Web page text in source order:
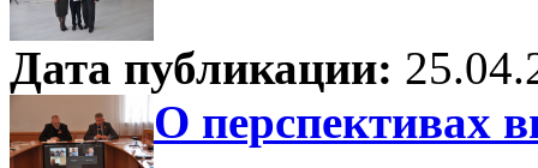
Дата публикации:
О перспективах